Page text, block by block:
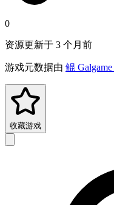
0
资源更新于 3 个月前
游戏元数据由 鲲 Galgame
收藏游戏